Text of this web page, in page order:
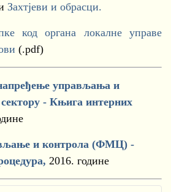
Захтјеви и обрасци.
код органа локалне управе
(.pdf)
управљања и
- Књига интерних
и контрола (ФМЦ) -
2016. године